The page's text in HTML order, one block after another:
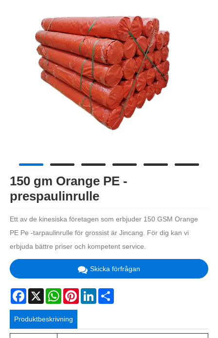
150 gm Orange PE -
prespaulinrulle
Ett av de kinesiska företagen som erbjuder 150 GSM Orange
PE Pe -tarpaulinrulle för grossist är Jincang. För dig kan vi
erbjuda bättre priser och kompetent service.
Skicka förfrågan
Facebook
X WhatsAppPinterestLinkedIn
Produktbeskrivning